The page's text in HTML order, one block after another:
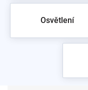
Osvětlení